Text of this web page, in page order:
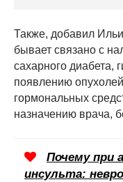
Также, добавил
бывает связано с
сахарного диабета,
появлению
гормональных
назначению врача,
Почему при
инсульта: